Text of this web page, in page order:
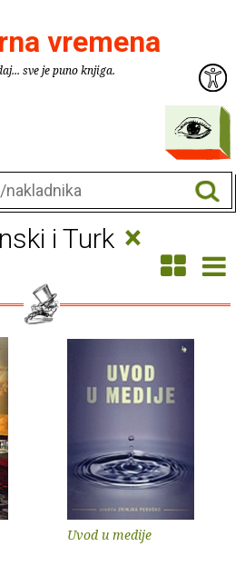
vremena
sve je puno knjiga.
i Turk ×
Uvod u medije